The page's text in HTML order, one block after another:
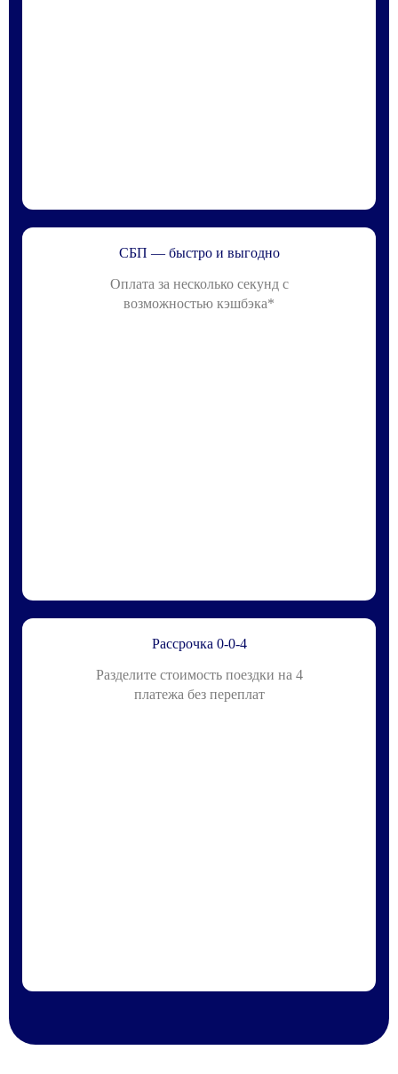
СБП — быстро и выгодно
Оплата за несколько секунд с
возможностью кэшбэка*
Рассрочка 0-0-4
Разделите стоимость поездки на 4
платежа без переплат